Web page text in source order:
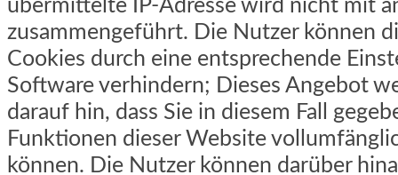
übermittelte IP-Adresse wird nicht mit
zusammengeführt. Die Nutzer können
Cookies durch eine entsprechende
Software verhindern; Dieses Angebot
darauf hin, dass Sie in diesem Fall
Funktionen dieser Website
können. Die Nutzer können darüber